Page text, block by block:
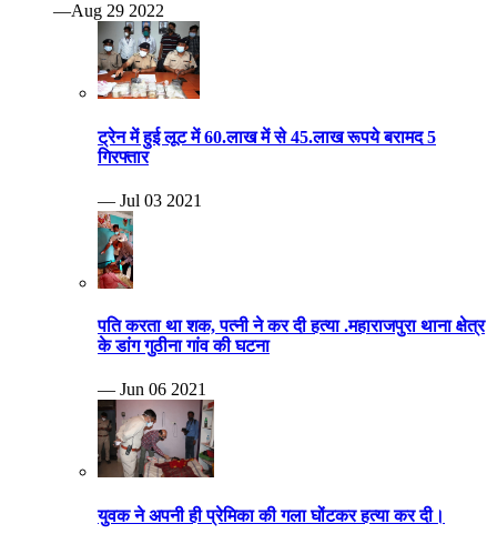
—Aug 29 2022
ट्रेन में हुई लूट में 60.लाख में से 45.लाख रूपये बरामद 5
गिरफ्तार
— Jul 03 2021
पति करता था शक, पत्नी ने कर दी हत्या .महाराजपुरा थाना क्षेत्र
के डांग गुठीना गांव की घटना
— Jun 06 2021
युवक ने अपनी ही प्रेमिका की गला घोंटकर हत्या कर दी।